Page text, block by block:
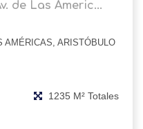
de Las Americ...
AMÉRICAS, ARISTÓBULO
1235 M² Totales